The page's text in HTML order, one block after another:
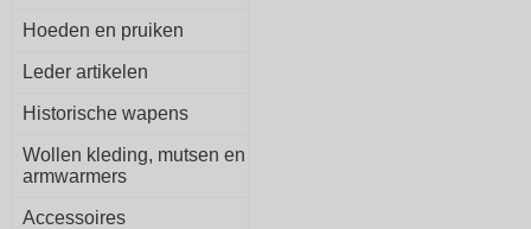
Hoeden en pruiken
Leder artikelen
Historische wapens
Wollen kleding, mutsen en
armwarmers
Accessoires